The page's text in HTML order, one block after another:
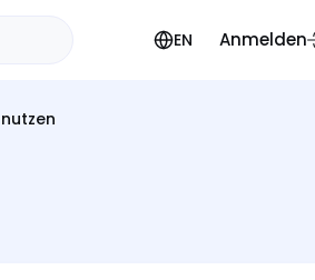
EN Anmelden